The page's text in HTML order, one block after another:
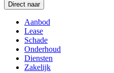
Direct naar
Aanbod
Lease
Schade
Onderhoud
Diensten
Zakelijk